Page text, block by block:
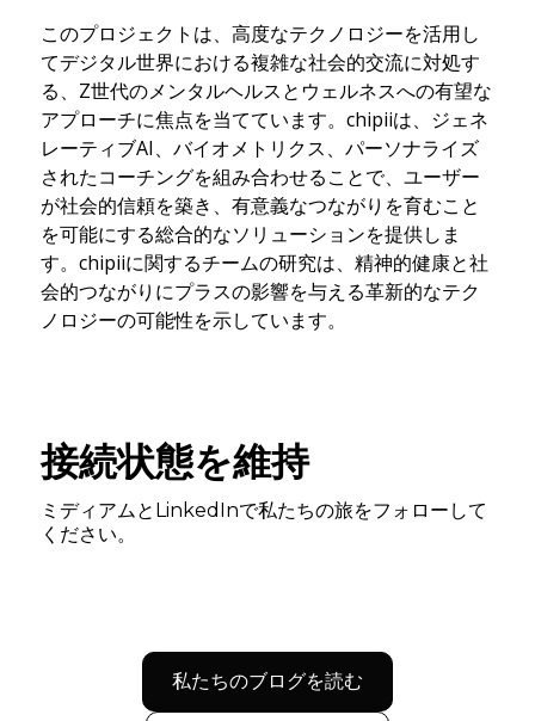
このプロジェクトは、高度なテクノロジーを活用し
てデジタル世界における複雑な社会的交流に対処す
る、Z世代のメンタルヘルスとウェルネスへの有望な
アプローチに焦点を当てています。chipiiは、ジェネ
レーティブAI、バイオメトリクス、パーソナライズ
されたコーチングを組み合わせることで、ユーザー
が社会的信頼を築き、有意義なつながりを育むこと
を可能にする総合的なソリューションを提供しま
す。chipiiに関するチームの研究は、精神的健康と社
会的つながりにプラスの影響を与える革新的なテク
ノロジーの可能性を示しています。
接続状態を維持
ミディアムとLinkedInで私たちの旅をフォローして
ください。
私たちのブログを読む